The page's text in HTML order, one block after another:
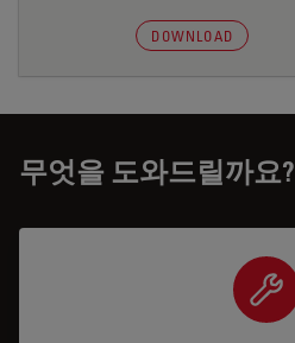
DOWNLOAD
무엇을 도와드릴까요?